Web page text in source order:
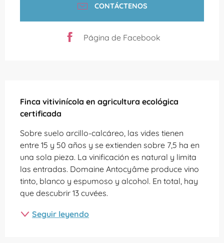
CONTÁCTENOS
Página de Facebook
Finca vitivinícola en agricultura ecológica
certificada
Sobre suelo arcillo-calcáreo, las vides tienen
entre 15 y 50 años y se extienden sobre 7,5 ha en
una sola pieza. La vinificación es natural y limita
las entradas. Domaine Antocyâme produce vino
tinto, blanco y espumoso y alcohol. En total, hay
que descubrir 13 cuvées.
Seguir leyendo